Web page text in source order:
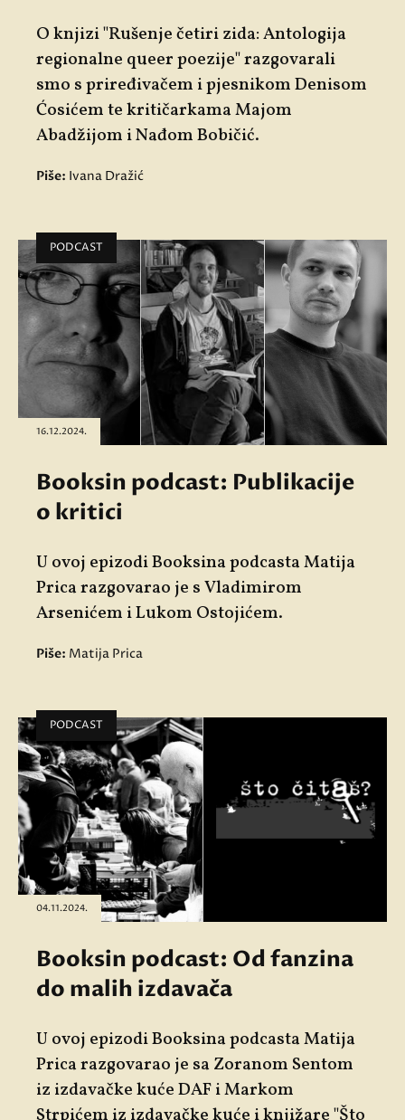
O knjizi"Rušenje četiri zida: Antologija
regionalne queer poezije"razgovarali
smo s priređivačem i pjesnikomDenisom
Ćosićemte kritičarkamaMajom
Abadžijom iNađom Bobičić.
Piše: Ivana Dražić
PODCAST
16.12.2024.
Booksin podcast: Publikacije
o kritici
U ovoj epizodi Booksina podcasta Matija
Prica razgovarao je sVladimirom
Arsenićem iLukom Ostojićem.
Piše: Matija Prica
PODCAST
04.11.2024.
Booksin podcast: Od fanzina
do malih izdavača
U ovoj epizodi Booksina podcastaMatija
Pricarazgovarao je saZoranom Sentom
iz izdavačke kuće DAF iMarkom